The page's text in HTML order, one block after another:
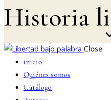
Historia
Close
inicio
Quiénes somos
Catálogo